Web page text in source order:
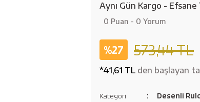
Aynı Gün Kargo - Efsane
0 Puan - 0 Yorum
%27 573,44 TL
*41,61 TL den başlayan
Kategori Desenli